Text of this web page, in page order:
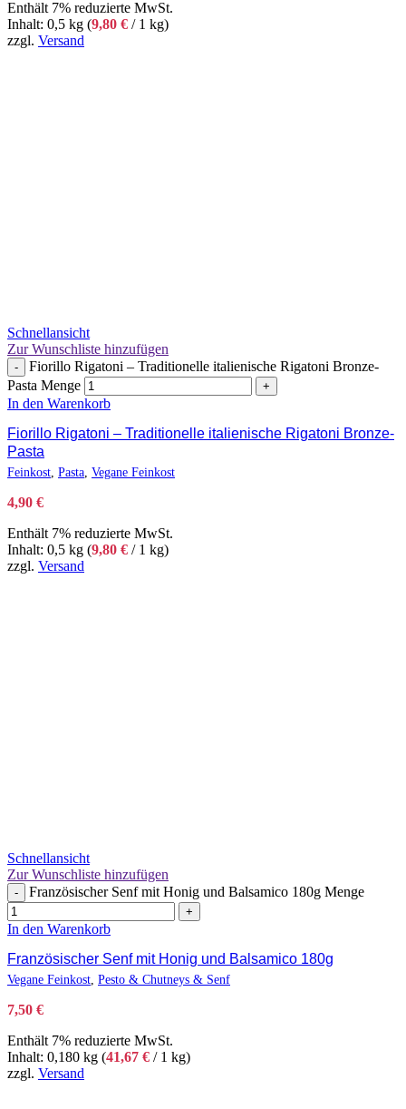
Enthält 7% reduzierte MwSt.
Inhalt: 0,5 kg (9,80 € / 1 kg)
zzgl. Versand
Schnellansicht
Zur Wunschliste hinzufügen
-
Fiorillo Rigatoni – Traditionelle italienische Rigatoni Bronze-
Pasta Menge
+
In den Warenkorb
Fiorillo Rigatoni – Traditionelle italienische Rigatoni Bronze-
Pasta
Feinkost, Pasta, Vegane Feinkost
4,90 €
Enthält 7% reduzierte MwSt.
Inhalt: 0,5 kg (9,80 € / 1 kg)
zzgl. Versand
Schnellansicht
Zur Wunschliste hinzufügen
- Französischer Senf mit Honig und Balsamico 180g Menge
+
In den Warenkorb
Französischer Senf mit Honig und Balsamico 180g
Vegane Feinkost, Pesto & Chutneys & Senf
7,50 €
Enthält 7% reduzierte MwSt.
Inhalt: 0,180 kg (41,67 € / 1 kg)
zzgl. Versand